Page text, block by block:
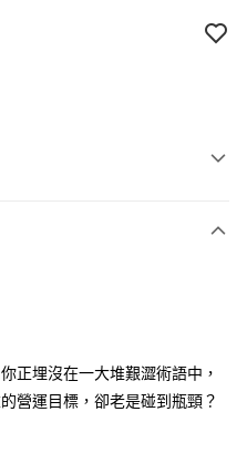
正埋沒在一大堆艱澀術語中，
營運目標，卻老是碰到瓶頸？